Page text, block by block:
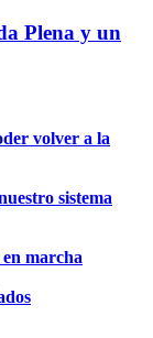
Plena y un
volver a la
sistema
marcha